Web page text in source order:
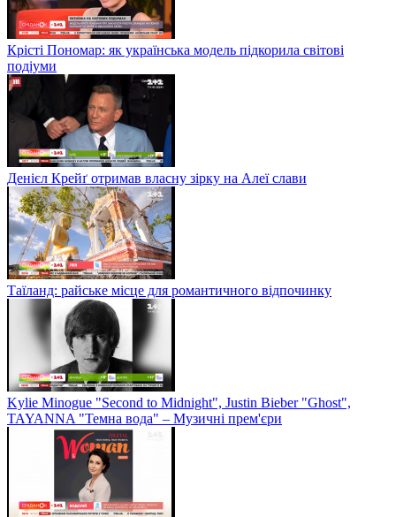
Крісті Пономар: як українська модель підкорила світові
подіуми
Денієл Крейґ отримав власну зірку на Алеї слави
Таїланд: райське місце для романтичного відпочинку
Kylie Minogue "Second to Midnight", Justin Bieber "Ghost",
TAYANNA "Темна вода" – Музичні прем'єри